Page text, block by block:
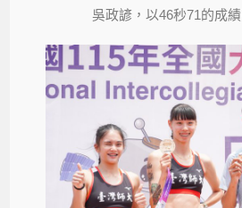
吳政諺，以46秒71的成